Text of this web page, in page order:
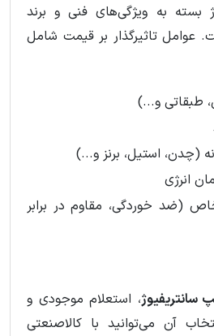
بسته به ویژگی‌های فنی و برند
عوامل تاثیرگذار بر قیمت شامل
طبقاتی و...)
(چدن، استیل، برنز و...)
انرژی
(ضد خوردگی، مقاوم در برابر
، استعلام موجودی و
آن می‌توانید با کالاصنعتی